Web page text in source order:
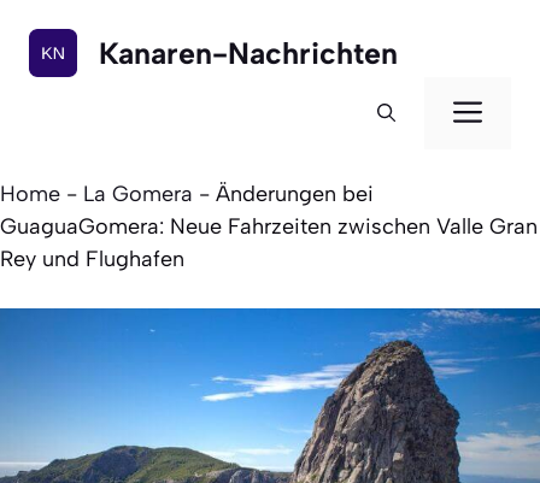
Inhalt
springen
Kanaren-Nachrichten
Home - La Gomera - Änderungen bei
GuaguaGomera: Neue Fahrzeiten zwischen Valle Gran
Rey und Flughafen